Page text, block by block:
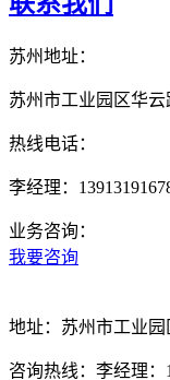
苏州地址：
苏州市工业园区华
热线电话：
李经理：
业务咨询：
我要咨询
地址： 苏州市工业园
咨询热线： 李经理：